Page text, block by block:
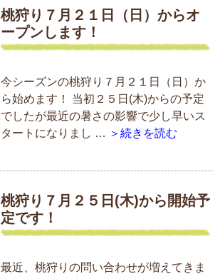
桃狩り７月２１日（日）からオ
ープンします！
今シーズンの桃狩り７月２１日（日）か
ら始めます！ 当初２５日(木)からの予定
でしたが最近の暑さの影響で少し早いス
タートになりまし … ＞続きを読む
桃狩り７月２５日(木)から開始予
定です！
最近、桃狩りの問い合わせが増えてきま